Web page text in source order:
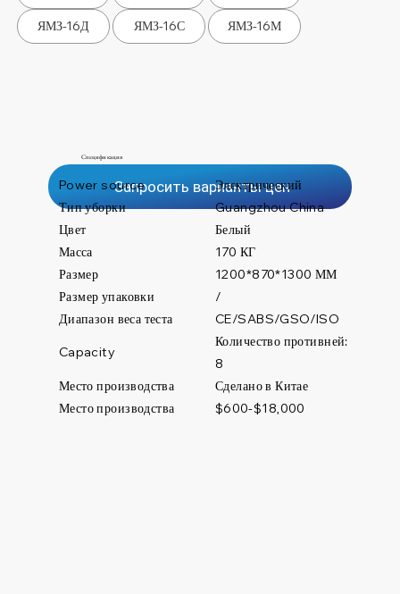
ЯМЗ-16Д ЯМЗ-16С ЯМЗ-16М
Запросить варианты цен
Power source
Электрический
Тип уборки
Масса
Цвет Белый
1200*870*1300 ММ
Размер упаковки
Размер
Capacity
Диапазон веса теста CE/SABS/GSO/ISO
Сделано в Китае
Место производства
Место производства
Guangzhou China
170 КГ
/
Количество противней:
8
$600-$18,000
Спецификация